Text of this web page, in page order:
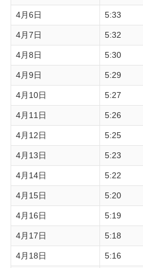
4月6日 5:33
4月7日 5:32
4月8日 5:30
4月9日 5:29
4月10日 5:27
4月11日 5:26
4月12日 5:25
4月13日 5:23
4月14日 5:22
4月15日 5:20
4月16日 5:19
4月17日 5:18
4月18日 5:16